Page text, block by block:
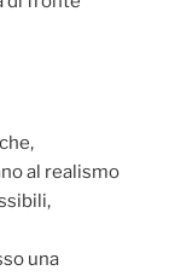
al realismo
una